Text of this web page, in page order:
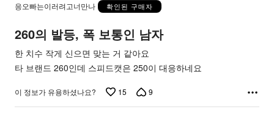
평
가
됨
응오빠는이러려고너만나
확인된 구매자
260의 발등, 폭 보통인 남자
한 치수 작게 신으면 맞는 거 같아요
타 브랜드 260인데 스피드캣은 250이 대응하네요
이 정보가 유용하셨나요? 15 9